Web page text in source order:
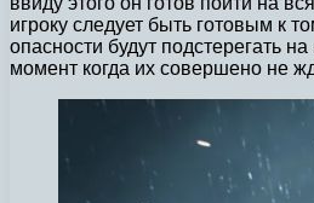
игроку следует быть готовым к
опасности будут подстерегать
момент когда их совершено не